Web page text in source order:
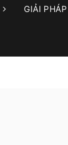
GIẢI PHÁP